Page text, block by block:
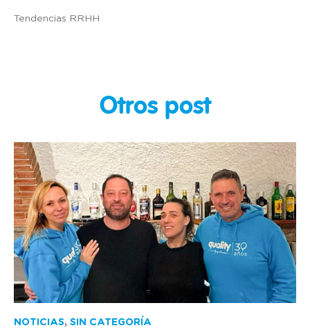
Tendencias RRHH
Otros post
NOTICIAS, SIN CATEGORÍA